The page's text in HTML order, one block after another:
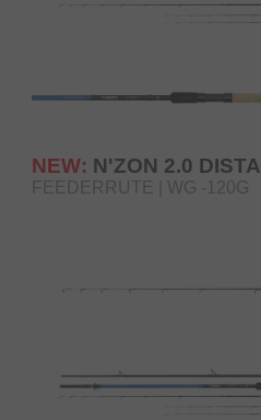
NEW: N'ZON 2.0
FEEDERRUTE | WG -120G